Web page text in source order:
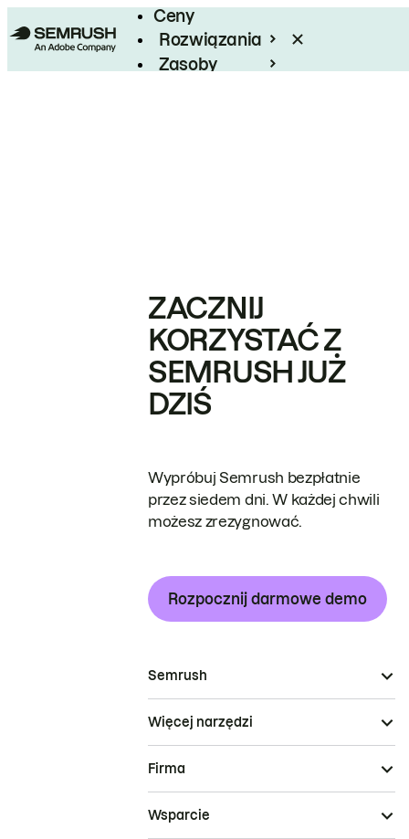
Ceny
Rozwiązania
Zasoby
ZACZNIJ
KORZYSTAĆ Z
SEMRUSH JUŻ
DZIŚ
Wypróbuj Semrush bezpłatnie
przez siedem dni. W każdej chwili
możesz zrezygnować.
Rozpocznij darmowe demo
Semrush
Więcej narzędzi
Firma
Wsparcie